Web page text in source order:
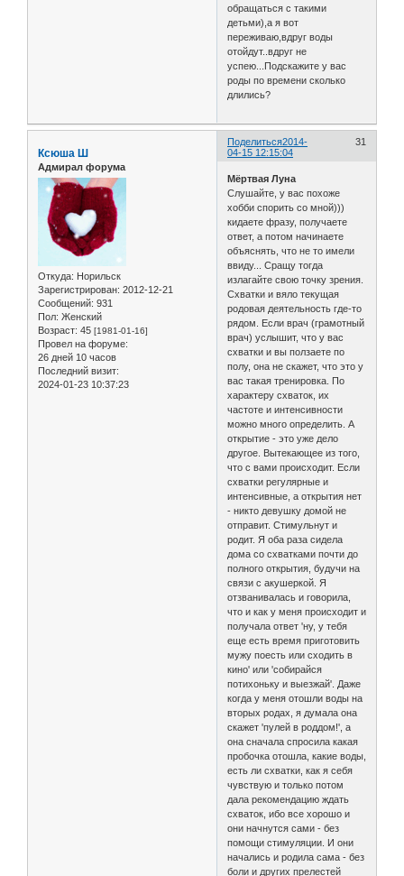
обращаться с такими
детьми),а я вот
переживаю,вдруг воды
отойдут..вдруг не
успею...Подскажите у вас
роды по времени сколько
длились?
Поделиться 31
2014-
04-15 12:15:04
Ксюша Ш
Адмирал форума
Откуда: Норильск
Зарегистрирован: 2012-12-21
Сообщений: 931
Пол: Женский
Возраст: 45 [1981-01-16]
Провел на форуме:
26 дней 10 часов
Последний визит:
2024-01-23 10:37:23
Мёртвая Луна
Слушайте, у вас похоже
хобби спорить со мной)))
кидаете фразу, получаете
ответ, а потом начинаете
объяснять, что не то имели
ввиду... Сращу тогда
излагайте свою точку зрения.
Схватки и вяло текущая
родовая деятельность где-то
рядом. Если врач (грамотный
врач) услышит, что у вас
схватки и вы ползаете по
полу, она не скажет, что это у
вас такая тренировка. По
характеру схваток, их
частоте и интенсивности
можно много определить. А
открытие - это уже дело
другое. Вытекающее из того,
что с вами происходит. Если
схватки регулярные и
интенсивные, а открытия нет
- никто девушку домой не
отправит. Стимульнут и
родит. Я оба раза сидела
дома со схватками почти до
полного открытия, будучи на
связи с акушеркой. Я
отзванивалась и говорила,
что и как у меня происходит и
получала ответ 'ну, у тебя
еще есть время приготовить
мужу поесть или сходить в
кино' или 'собирайся
потихоньку и выезжай'. Даже
когда у меня отошли воды на
вторых родах, я думала она
скажет 'пулей в роддом!', а
она сначала спросила какая
пробочка отошла, какие воды,
есть ли схватки, как я себя
чувствую и только потом
дала рекомендацию ждать
схваток, ибо все хорошо и
они начнутся сами - без
помощи стимуляции. И они
начались и родила сама - без
боли и других прелестей